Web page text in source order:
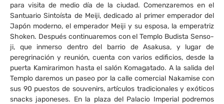
para visita de medio día de la ciudad. Comenzaremos en el
Santuario Sintoísta de Meiji, dedicado al primer emperador del
Japón moderno, el emperador Meiji y su esposa, la emperatriz
Shoken. Después continuaremos con el Templo Budista Senso-
ji, que inmerso dentro del barrio de Asakusa, y lugar de
peregrinación y reunión, cuenta con varios edificios, desde la
puerta Kamirarimon hasta el salón Komagatado. A la salida del
Templo daremos un paseo por la calle comercial Nakamise con
sus 90 puestos de souvenirs, artículos tradicionales y exóticos
snacks japoneses. En la plaza del Palacio Imperial podremos